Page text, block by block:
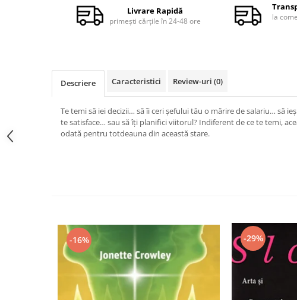
Non-dualitate
Alimentație
Vindecare
Lumea îngerilor
Seria Masaru Emoto
Facebook
Livrare Rapidă
primești cărțile în 24-48 ore
la
Descriere Caracteristici Review-uri (0)
Te temi să iei decizii… să îi ceri şefului tău o mărire de salariu… să
te satisface… sau să îţi planifici viitorul? Indiferent de ce te temi,
odată pentru totdeauna din această stare.
-16% -29%